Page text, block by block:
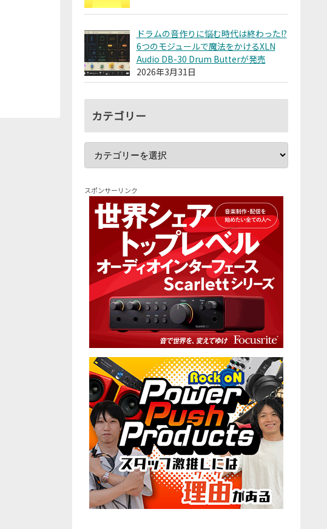
ドラムの音作りに悩む時代は終わった!?
6つのモジュールで魔法をかけるXLN
Audio DB-30 Drum Butterが発売
2026年3月31日
カテゴリー
スポンサーリンク